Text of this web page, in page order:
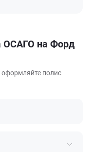
ОСАГО на Форд
оформляйте полис